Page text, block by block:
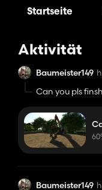
Startseite
Aktivität
Baumeister149
Can you pls
Baumeister149